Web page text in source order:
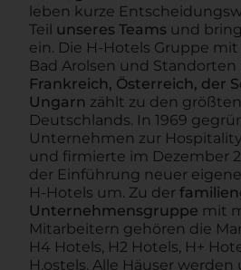
leben kurze
Teil unseres Teams und
ein. Die H-Hotels Gruppe
Bad Arolsen und Standorten
Frankreich, Österreich, der
Ungarn zählt zu den
Deutschlands. In 1969
Unternehmen zur
und firmierte im Dezember
der Einführung neuer
H-Hotels um. Zu der
Unternehmensgruppe mit
Mitarbeitern gehören die
H4 Hotels, H2 Hotels, H+
H.ostels. Alle Häuser